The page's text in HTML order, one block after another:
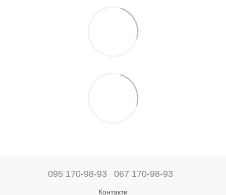
095 170-98-93 067 170-98-93
Контакти